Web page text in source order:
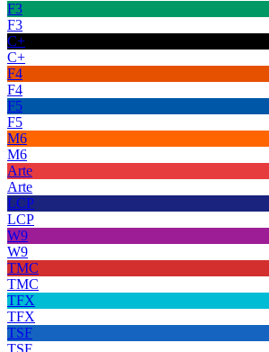
F3
F3
C+
C+
F4
F4
F5
F5
M6
M6
Arte
Arte
LCP
LCP
W9
W9
TMC
TMC
TFX
TFX
TSF
TSF